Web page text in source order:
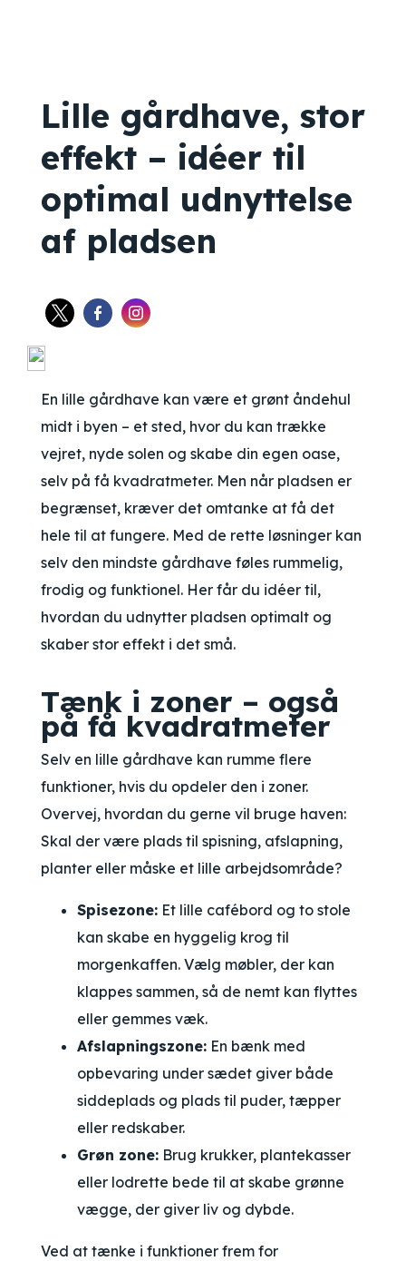
Lille gårdhave, stor
effekt – idéer til
optimal udnyttelse
af pladsen
En lille gårdhave kan være et grønt åndehul
midt i byen – et sted, hvor du kan trække
vejret, nyde solen og skabe din egen oase,
selv på få kvadratmeter. Men når pladsen er
begrænset, kræver det omtanke at få det
hele til at fungere. Med de rette løsninger kan
selv den mindste gårdhave føles rummelig,
frodig og funktionel. Her får du idéer til,
hvordan du udnytter pladsen optimalt og
skaber stor effekt i det små.
Tænk i zoner – også
på få kvadratmeter
Selv en lille gårdhave kan rumme flere
funktioner, hvis du opdeler den i zoner.
Overvej, hvordan du gerne vil bruge haven:
Skal der være plads til spisning, afslapning,
planter eller måske et lille arbejdsområde?
Spisezone: Et lille cafébord og to stole
kan skabe en hyggelig krog til
morgenkaffen. Vælg møbler, der kan
klappes sammen, så de nemt kan flyttes
eller gemmes væk.
Afslapningszone: En bænk med
opbevaring under sædet giver både
siddeplads og plads til puder, tæpper
eller redskaber.
Grøn zone: Brug krukker, plantekasser
eller lodrette bede til at skabe grønne
vægge, der giver liv og dybde.
Ved at tænke i funktioner frem for